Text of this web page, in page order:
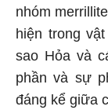
nhóm
hiện trong
sao Hỏa và
phần và sự
đáng kể giữa